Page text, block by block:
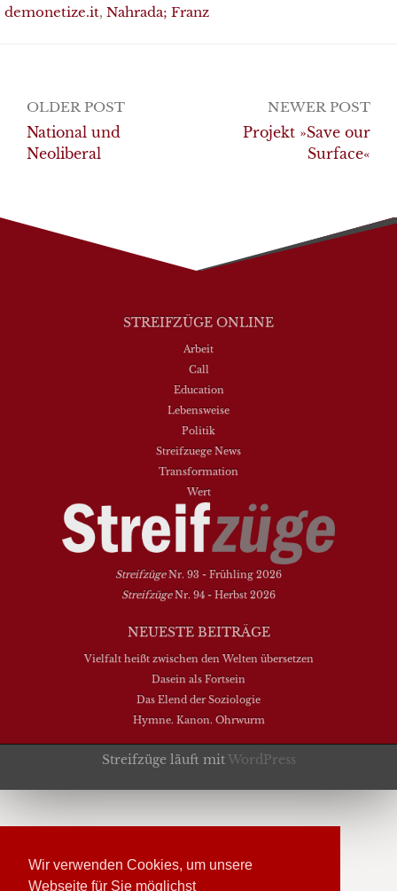
Wir verwenden Cookies, um unsere
Webseite für Sie möglichst
demonetize.it, Nahrada; Franz
Post
navigation
OLDER POST
National und
Neoliberal
NEWER POST
Projekt »Save our
Surface«
STREIFZÜGE ONLINE
Arbeit
Call
Education
Lebensweise
Politik
Streifzuege News
Transformation
Wert
StreifzügeNr. 93 - Frühling 2026
StreifzügeNr. 94 - Herbst 2026
NEUESTE BEITRÄGE
Vielfalt heißt zwischen den Welten übersetzen
Dasein als Fortsein
Das Elend der Soziologie
Hymne. Kanon. Ohrwurm
Streifzüge läuft mitWordPress